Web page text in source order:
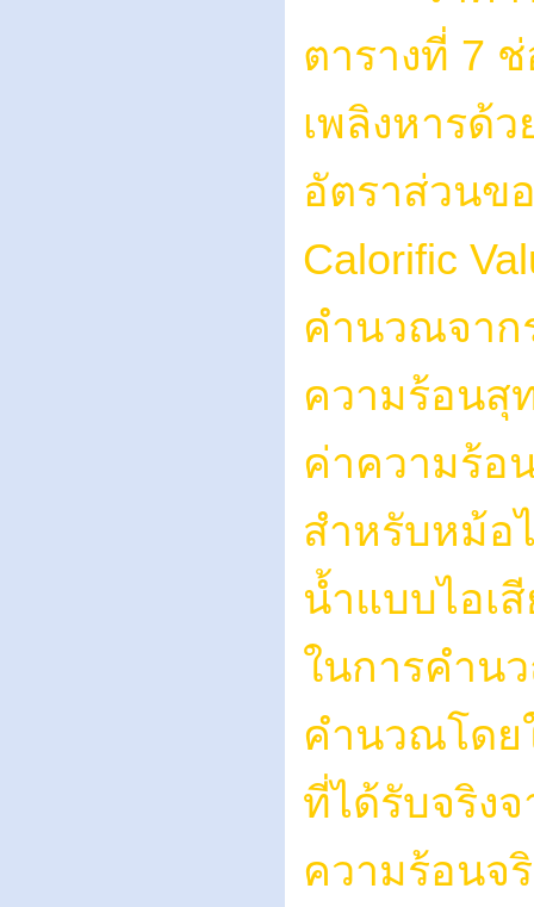
ตารางที่ 7
เพลิงหารด้
อัตราส่วนข
Calorific
คำนวณจาก
ความร้อนสุ
ค่าความร้อ
สำหรับหม้อ
น้ำแบบไอเ
ในการคำน
คำนวณโดย
ที่ได้รับจริงจ
ความร้อนจ